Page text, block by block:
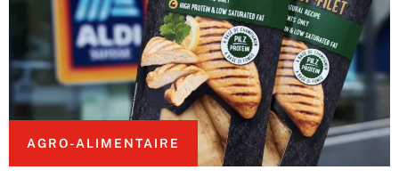
AGRO-ALIMENTAIRE